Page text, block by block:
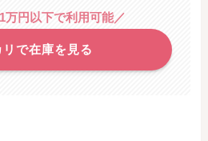
万円以下で利用可能／
リで在庫を見る